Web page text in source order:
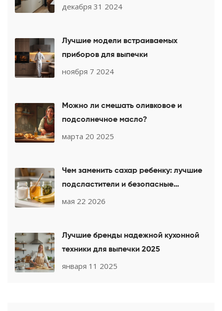
декабря 31 2024
Лучшие модели встраиваемых
приборов для выпечки
ноября 7 2024
Можно ли смешать оливковое и
подсолнечное масло?
марта 20 2025
Чем заменить сахар ребенку: лучшие
подсластители и безопасные
десерты
мая 22 2026
Лучшие бренды надежной кухонной
техники для выпечки 2025
января 11 2025